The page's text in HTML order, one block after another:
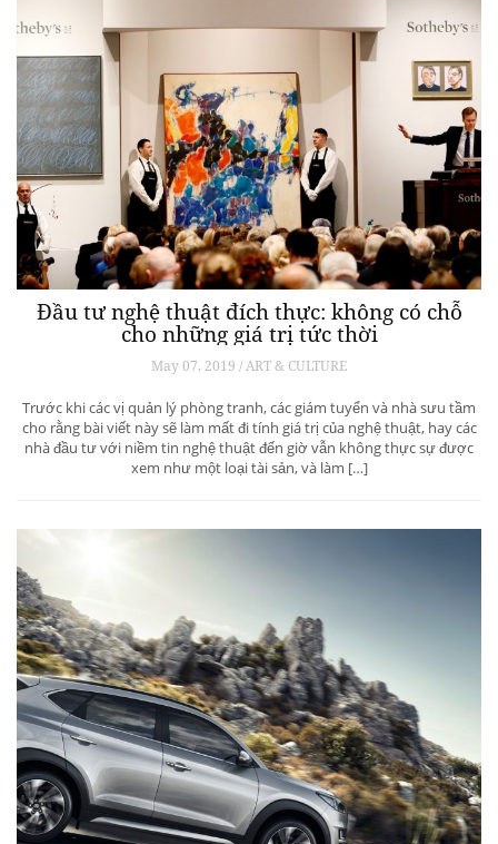
Đầu tư nghệ thuật đích thực: không có chỗ
cho những giá trị tức thời
May 07, 2019 / ART & CULTURE
Trước khi các vị quản lý phòng tranh, các giám tuyển và nhà sưu tầm
cho rằng bài viết này sẽ làm mất đi tính giá trị của nghệ thuật, hay các
nhà đầu tư với niềm tin nghệ thuật đến giờ vẫn không thực sự được
xem như một loại tài sản, và làm […]